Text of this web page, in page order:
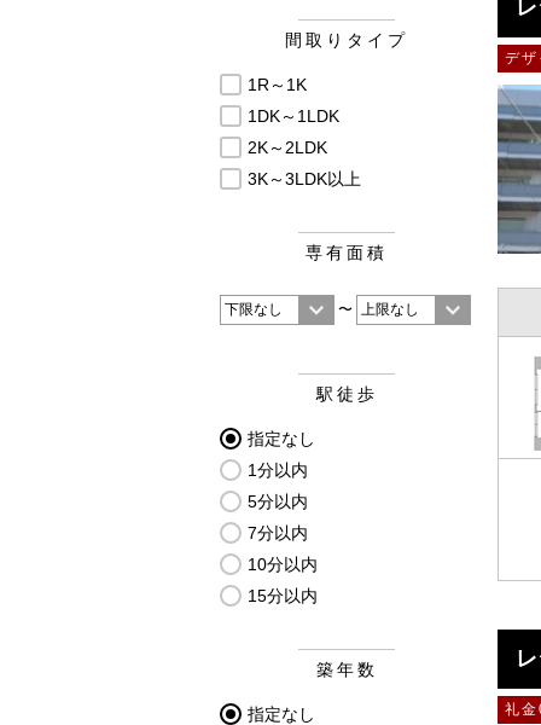
デ
礼
間取りタイプ
1R～1K
1DK～1LDK
2K～2LDK
3K～3LDK以上
専有面積
〜
駅徒歩
指定なし
1分以内
5分以内
7分以内
10分以内
15分以内
築年数
指定なし